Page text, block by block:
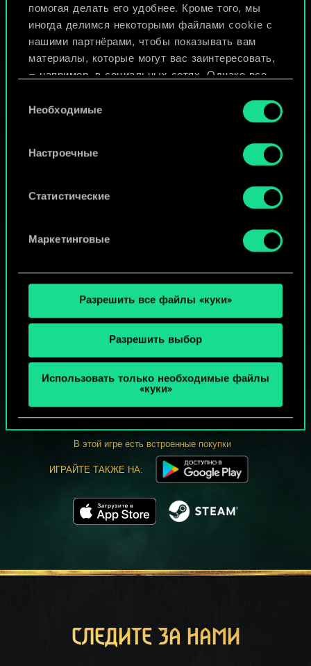
помогая делать его удобнее. Кроме того, мы
иногда делимся некоторыми файлами cookie с
нашими партнёрами, чтобы показывать вам
материалы, которые могут вас заинтересовать,
— например, в социальных сетях. Однако все
разрешения.
Найти подробную информацию о том, как мы
используем ваши файлы cookie, и изменить
«Настройки» ниже.
согласия
Необходимые
Настроечные
Статистические
Маркетинговые
Разрешить все файлы «куки»
Разрешить выбор
Использовать только необходимые файлы
«куки»
Изменить колоду
ИЛИ
МОЖЕТ ПАРТЕЕЧКУ В ГВИНТ?
ИГРАТЬ
БЕСПЛАТНО НА ПК
В этой игре есть встроенные покупки
ИГРАЙТЕ ТАКЖЕ НА:
СЛЕДИТЕ ЗА НАМИ